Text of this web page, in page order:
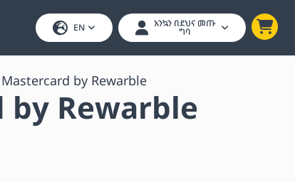
EN እንኳን በደህና መጡ
ግባ
Mastercard by Rewarble
Rewarble